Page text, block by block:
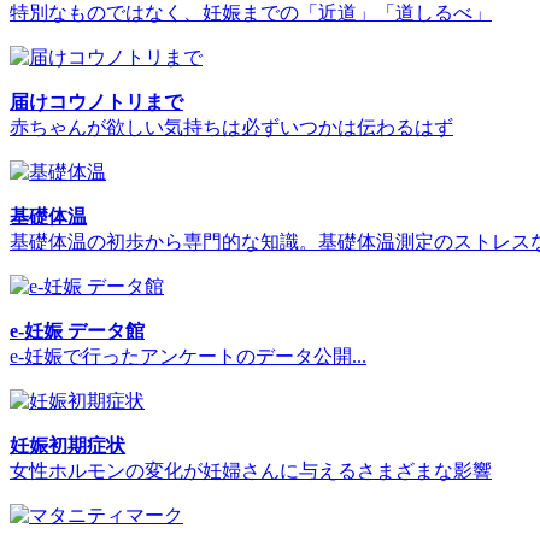
特別なものではなく、妊娠までの「近道」「道しるべ」
届けコウノトリまで
赤ちゃんが欲しい気持ちは必ずいつかは伝わるはず
基礎体温
基礎体温の初歩から専門的な知識。基礎体温測定のストレス
e-妊娠 データ館
e-妊娠で行ったアンケートのデータ公開...
妊娠初期症状
女性ホルモンの変化が妊婦さんに与えるさまざまな影響